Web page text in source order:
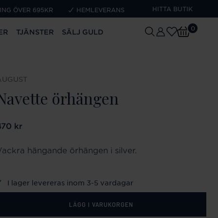
ÖVER 695KR HEMLEVERANS HITTA BUTIK
TJÄNSTER SÄLJ GULD 0
örhängen
:470 kr
kr
hängande örhängen i silver.
I lager levereras inom 3-5 vardagar
LÄGG I VARUKORGEN